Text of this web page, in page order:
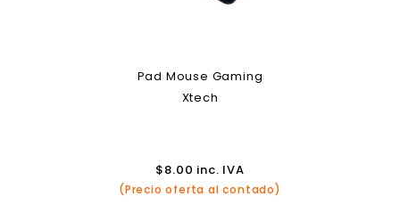
Pad Mouse Gaming
Xtech
$8.00 inc. IVA
(Precio oferta al contado)